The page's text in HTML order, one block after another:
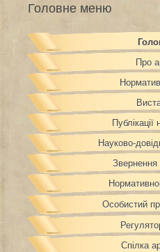
Головне меню
Про
Публікації
Науково-
Звернення
Особистий
Спілка